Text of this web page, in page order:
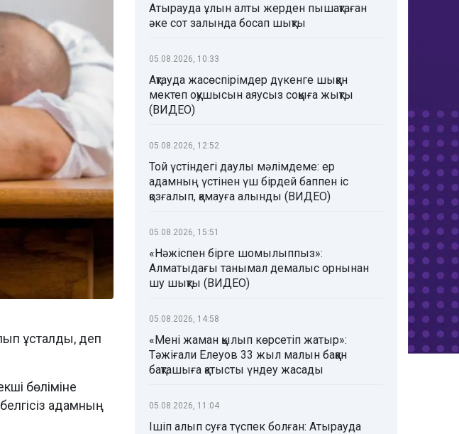
ұсталды, деп
бөліміне
адамның
Атырауда ұлын алты жерден пышақтаған
әке сот залында босап шықты
05.08.2026, 10:33
Ақтауда жасөспірімдер дүкенге шыққан
мектеп оқушысын аяусыз соққыға жықты
(ВИДЕО)
05.08.2026, 12:52
Той үстіндегі даулы мәлімдеме: ер
адамның үстінен үш бірдей баппен іс
қозғалып, қамауға алынды (ВИДЕО)
05.08.2026, 15:51
«Нәжіспен бірге шомылыппыз»:
Алматыдағы танымал демалыс орнынан
шу шықты (ВИДЕО)
05.08.2026, 14:58
«Мені жаман қылып көрсетіп жатыр»:
Тәжіғали Елеуов 33 жыл малын баққан
бақташыға қатысты үндеу жасады
05.08.2026, 11:04
Ішіп алып суға түспек болған: Атырауда